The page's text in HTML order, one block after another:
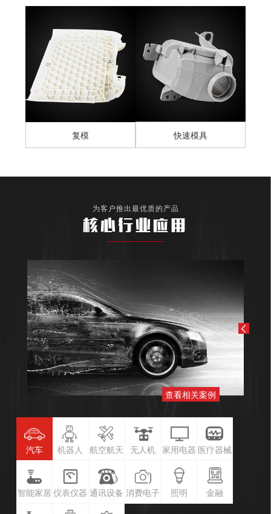
复模 快速模具
为客户推出最优质的产品
核心行业应用
查看相关案例
汽车 机器人 航空航天 无人机 家用电器 医疗器械
智能家居 仪表仪器 通讯设备 消费电子 照明 金融